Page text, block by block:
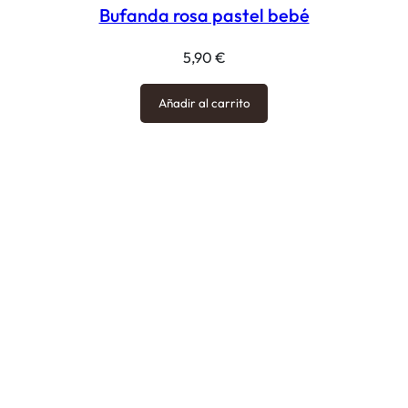
Bufanda rosa pastel bebé
5,90 €
Añadir al carrito